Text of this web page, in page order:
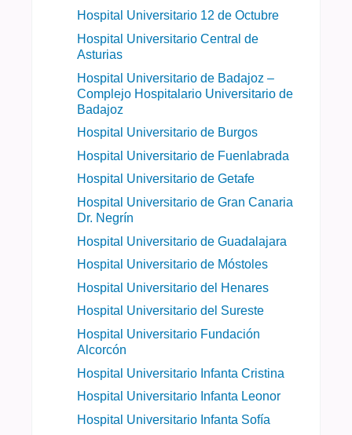
Hospital Universitario 12 de Octubre
Hospital Universitario Central de
Asturias
Hospital Universitario de Badajoz –
Complejo Hospitalario Universitario de
Badajoz
Hospital Universitario de Burgos
Hospital Universitario de Fuenlabrada
Hospital Universitario de Getafe
Hospital Universitario de Gran Canaria
Dr. Negrín
Hospital Universitario de Guadalajara
Hospital Universitario de Móstoles
Hospital Universitario del Henares
Hospital Universitario del Sureste
Hospital Universitario Fundación
Alcorcón
Hospital Universitario Infanta Cristina
Hospital Universitario Infanta Leonor
Hospital Universitario Infanta Sofía